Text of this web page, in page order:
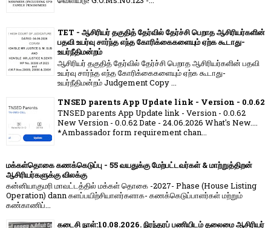
TET - ஆசிரியர் தகுதித் தேர்வில் தேர்ச்சி பெறாத ஆசிரியர்களின்
பதவி உயர்வு சார்ந்த எந்த கோரிக்கைகளையும் ஏற்க கூடாது-
உயர்நீதிமன்றம்
ஆசிரியர் தகுதித் தேர்வில் தேர்ச்சி பெறாத ஆசிரியர்களின் பதவி
உயர்வு சார்ந்த எந்த கோரிக்கைகளையும் ஏற்க கூடாது-
உயர்நீதிமன்றம் Judgement Copy ...
TNSED parents App Update link - Version - 0.0.62
TNSED parents App Update link - Version - 0.0.62
New Version - 0.0.62 Date - 24.06.2026 What's New....
*Ambassador form requirement chan...
மக்கள்தொகை கணக்கெடுப்பு - 55 வயதுக்கு மேற்பட்டவர்கள் & மாற்றுத்திறன்
ஆசிரியர்களுக்கு விலக்கு
கன்னியாகுமரி மாவட்டத்தில் மக்கள் தொகை -2027- Phase (House Listing
Operation) dann களப்பயிற்சியாளர்களாக- கணக்கெடுப்பாளர்கள் மற்றும்
கண்காணிப்...
கடைசி நாள்:10.08.2026. நிரந்தரப் பணியிடம் தலைமை ஆசிரியர்